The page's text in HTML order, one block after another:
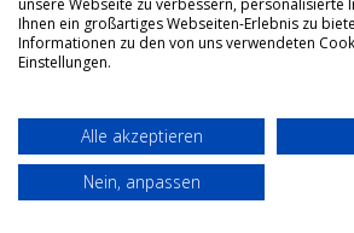
unsere Webseite zu verbessern, personalisierte
Ihnen ein großartiges Webseiten-Erlebnis zu
Informationen zu den von uns verwendeten
Einstellungen.
Alle akzeptieren
Nein, anpassen